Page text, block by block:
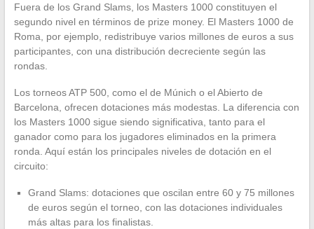
Fuera de los Grand Slams, los Masters 1000 constituyen el
segundo nivel en términos de prize money. El Masters 1000 de
Roma, por ejemplo, redistribuye varios millones de euros a sus
participantes, con una distribución decreciente según las
rondas.
Los torneos ATP 500, como el de Múnich o el Abierto de
Barcelona, ofrecen dotaciones más modestas. La diferencia con
los Masters 1000 sigue siendo significativa, tanto para el
ganador como para los jugadores eliminados en la primera
ronda. Aquí están los principales niveles de dotación en el
circuito:
Grand Slams: dotaciones que oscilan entre 60 y 75 millones
de euros según el torneo, con las dotaciones individuales
más altas para los finalistas.